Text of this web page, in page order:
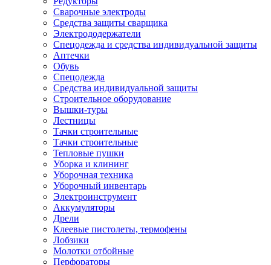
Сварочные электроды
Средства защиты сварщика
Электрододержатели
Спецодежда и средства индивидуальной защиты
Аптечки
Обувь
Спецодежда
Средства индивидуальной защиты
Строительное оборудование
Вышки-туры
Лестницы
Тачки строительные
Тачки строительные
Тепловые пушки
Уборка и клининг
Уборочная техника
Уборочный инвентарь
Электроинструмент
Аккумуляторы
Дрели
Клеевые пистолеты, термофены
Лобзики
Молотки отбойные
Перфораторы